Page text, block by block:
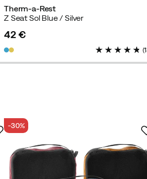
Therm-a-Rest
Z Seat Sol Blue / Silver
price
42 €
(
-30%